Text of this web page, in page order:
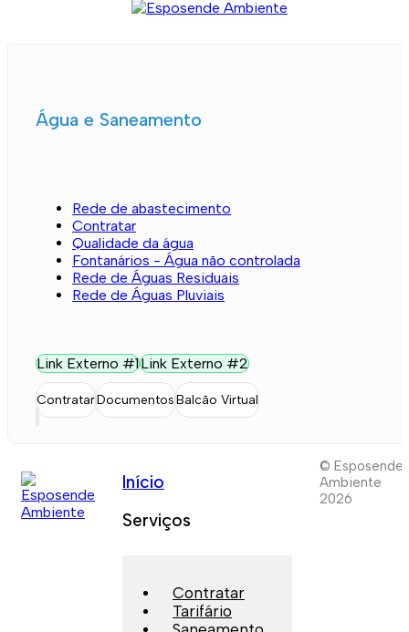
Água e Saneamento
Rede de abastecimento
Contratar
Qualidade da água
Fontanários - Água não controlada
Rede de Águas Residuais
Rede de Águas Pluviais
Link Externo #1Link Externo #2
ContratarDocumentosBalcão Virtual
Início
Serviços
Contratar
Tarifário
© Esposende
Ambiente
2026